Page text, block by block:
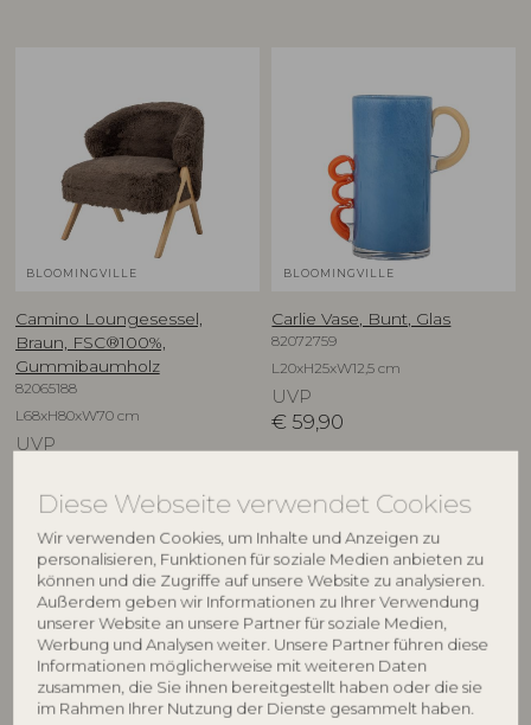
Diese Webseite verwendet Cookies
Wir verwenden Cookies, um Inhalte und Anzeigen zu
personalisieren, Funktionen für soziale Medien anbieten zu
können und die Zugriffe auf unsere Website zu analysieren.
Außerdem geben wir Informationen zu Ihrer Verwendung
unserer Website an unsere Partner für soziale Medien,
Werbung und Analysen weiter. Unsere Partner führen diese
Informationen möglicherweise mit weiteren Daten
zusammen, die Sie ihnen bereitgestellt haben oder die sie
im Rahmen Ihrer Nutzung der Dienste gesammelt haben.
BLOOMINGVILLE
Camino Loungesessel,
Braun, FSC®100%,
Gummibaumholz
82065188
L68xH80xW70 cm
UVP
BLOOMINGVILLE
Carlie Vase, Bunt, Glas
82072759
L20xH25xW12,5 cm
UVP
€ 59,90